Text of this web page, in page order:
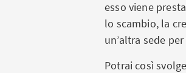
esso viene
lo scambio, la
un’altra sede
Potrai così